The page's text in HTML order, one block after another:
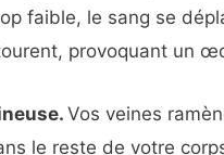
faible, le sang se
provoquant un
Vos veines
le reste de votre